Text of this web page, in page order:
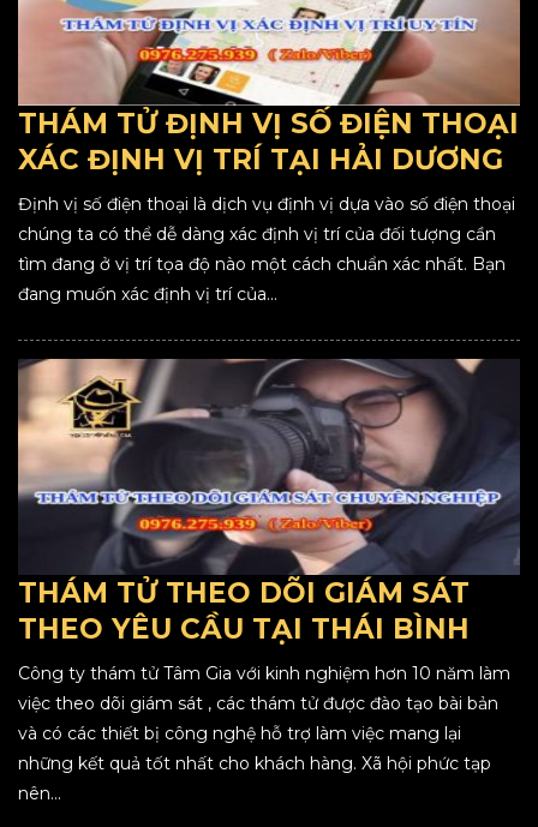
THÁM TỬ ĐỊNH VỊ SỐ ĐIỆN THOẠI
XÁC ĐỊNH VỊ TRÍ TẠI HẢI DƯƠNG
Định vị số điện thoại là dịch vụ định vị dựa vào số điện thoại
chúng ta có thể dễ dàng xác định vị trí của đối tượng cần
tìm đang ở vị trí tọa độ nào một cách chuẩn xác nhất. Bạn
đang muốn xác định vị trí của...
THÁM TỬ THEO DÕI GIÁM SÁT
THEO YÊU CẦU TẠI THÁI BÌNH
Công ty thám tử Tâm Gia với kinh nghiệm hơn 10 năm làm
việc theo dõi giám sát , các thám tử được đào tạo bài bản
và có các thiết bị công nghệ hỗ trợ làm việc mang lại
những kết quả tốt nhất cho khách hàng. Xã hội phức tạp
nên...